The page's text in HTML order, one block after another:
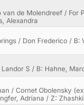
van de Molendreef / For
Alexandra
/ Don Frederico / B:
S / B: Hahne,
/ Cornet Obolensky
Adriana / Z: